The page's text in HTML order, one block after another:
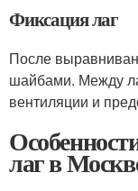
Фиксация лаг
После
шайбами. Между
вентиляции и
лаг в